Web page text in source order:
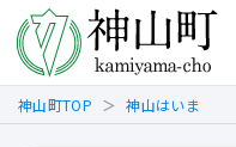
神山町TOP 神山はいま